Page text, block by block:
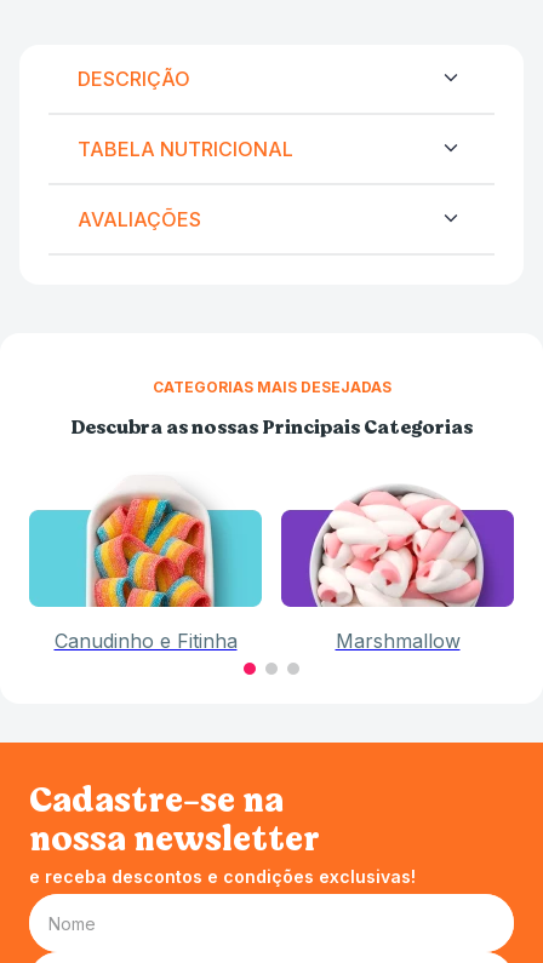
DESCRIÇÃO
TABELA NUTRICIONAL
AVALIAÇÕES
CATEGORIAS MAIS DESEJADAS
Descubra as nossas Principais Categorias
Canudinho e Fitinha Marshmallow
Cadastre-se na
nossa newsletter
e receba descontos e condições exclusivas!